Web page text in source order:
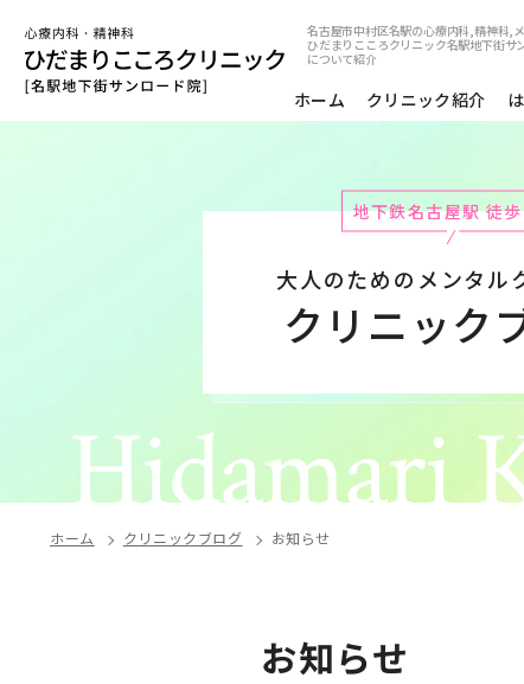
名古屋市中村区名駅の心療内科,精神科,
ひだまりこころクリニック名駅地下街サ
について紹介
ホーム クリニック紹介
地下鉄名古屋駅 徒
大人のためのメンタル
クリニック
Hidamari
ホーム クリニックブログ お知らせ
お知らせ